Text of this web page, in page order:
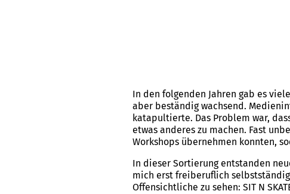
In den folgenden Jahren gab es
aber beständig wachsend.
katapultierte. Das Problem war,
etwas anderes zu machen. Fast
Workshops übernehmen konnten,
In dieser Sortierung entstanden
mich erst freiberuflich
Offensichtliche zu sehen: SIT N